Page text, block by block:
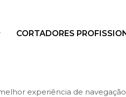
CORTADORES
experiência de